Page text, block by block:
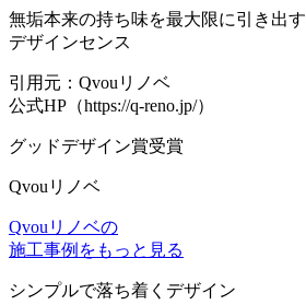
無垢本来の持ち味を最大限に引き出す
デザインセンス
引用元：Qvouリノベ
公式HP（https://q-reno.jp/）
グッドデザイン賞受賞
Qvouリノベ
Qvouリノベの
施工事例をもっと見る
シンプルで落ち着くデザイン